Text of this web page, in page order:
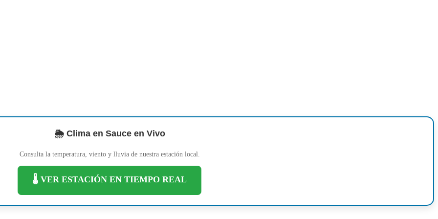
🌦️ Clima en Sauce en Vivo
Consulta la temperatura, viento y lluvia de nuestra estación local.
🌡️ VER ESTACIÓN EN TIEMPO REAL